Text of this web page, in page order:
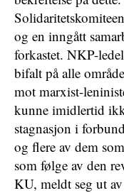
og en inngått
forkastet. NKP-
bifalt på alle
mot marxist-
kunne imidlertid
stagnasjon i
og flere av dem
som følge av den
KU, meldt seg ut